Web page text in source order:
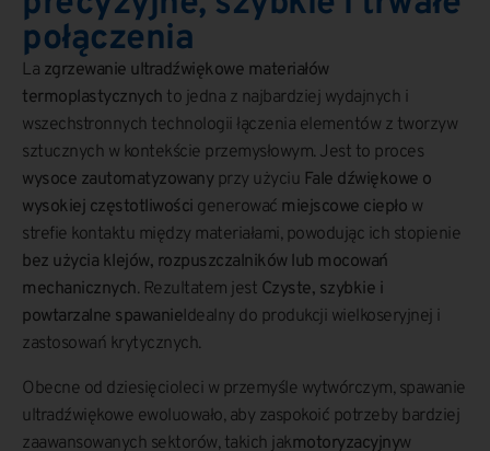
połączenia
La zgrzewanie ultradźwiękowe materiałów
termoplastycznych to jedna z najbardziej wydajnych i
wszechstronnych technologii łączenia elementów z tworzyw
sztucznych w kontekście przemysłowym. Jest to proces
wysoce zautomatyzowanyprzy użyciu Fale dźwiękowe o
wysokiej częstotliwości generować miejscowe ciepło w
strefie kontaktu między materiałami, powodując ich stopienie
bez użycia klejów, rozpuszczalników lub mocowań
mechanicznych. Rezultatem jest Czyste, szybkie i
powtarzalne spawanieIdealny do produkcji wielkoseryjnej i
zastosowań krytycznych.
Obecne od dziesięcioleci w przemyśle wytwórczym, spawanie
ultradźwiękowe ewoluowało, aby zaspokoić potrzeby bardziej
zaawansowanych sektorów, takich jakmotoryzacyjnyw